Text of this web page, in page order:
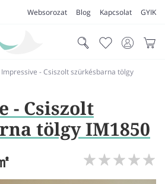
Websorozat Blog Kapcsolat GYIK
AKCIÓK
SZŐNYEG
MŰFŰ
Impressive - Csiszolt szürkésbarna tölgy
- Csiszolt
tölgy IM1850